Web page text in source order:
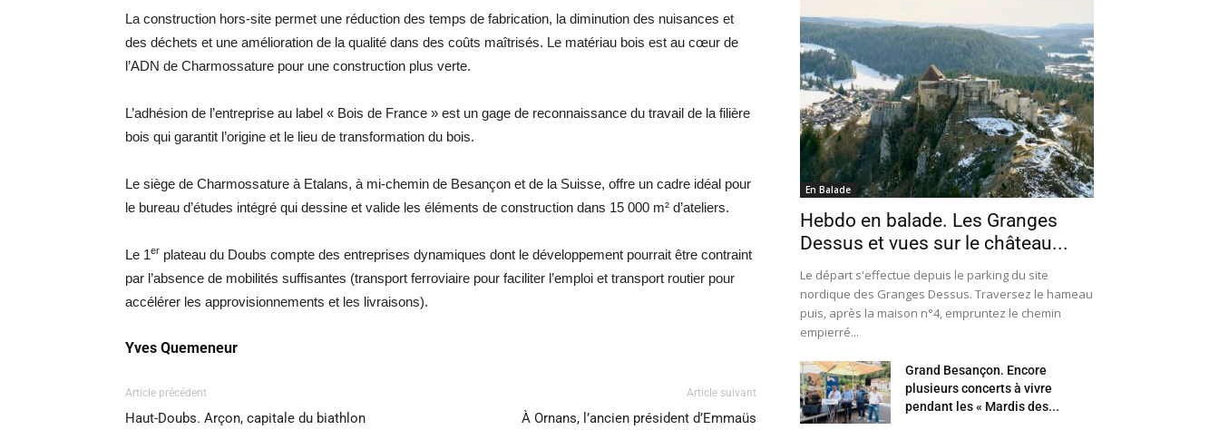
La construction hors-site permet une réduction des temps de fabrication, la diminution des nuisances et
des déchets et une amélioration de la qualité dans des coûts maîtrisés. Le matériau bois est au cœur de
l’ADN de Charmossature pour une construction plus verte.
L’adhésion de l’entreprise au label « Bois de France » est un gage de reconnaissance du travail de la filière
bois qui garantit l’origine et le lieu de transformation du bois.
Le siège de Charmossature à Etalans, à mi-chemin de Besançon et de la Suisse, offre un cadre idéal pour
le bureau d’études intégré qui dessine et valide les éléments de construction dans 15 000 m² d’ateliers.
Le 1er plateau du Doubs compte des entreprises dynamiques dont le développement pourrait être contraint
par l’absence de mobilités suffisantes (transport ferroviaire pour faciliter l’emploi et transport routier pour
accélérer les approvisionnements et les livraisons).
Yves Quemeneur
Article précédent
Haut-Doubs. Arçon, capitale du biathlon
Article suivant
À Ornans, l’ancien président d’Emmaüs
En Balade
Hebdo en balade. Les Granges
Dessus et vues sur le château...
Le départ s'effectue depuis le parking du site
nordique des Granges Dessus. Traversez le hameau
puis, après la maison n°4, empruntez le chemin
empierré...
Grand Besançon. Encore
plusieurs concerts à vivre
pendant les « Mardis des...